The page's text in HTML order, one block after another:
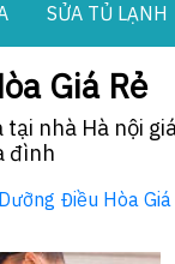
SỬA TỦ LẠNH
Giá Rẻ
nhà Hà nội
đình
Điều Hòa Giá